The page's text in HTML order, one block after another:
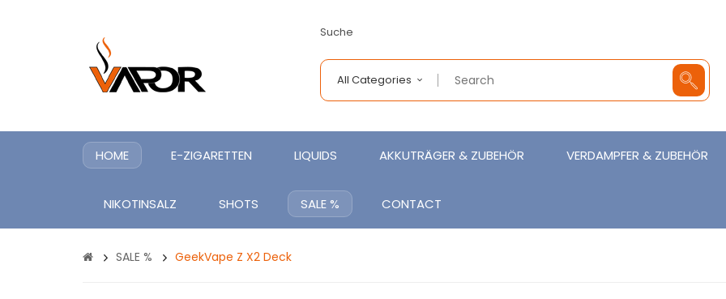
Suche
All Categories
HOME E-ZIGARETTEN LIQUIDS AKKUTRÄGER & ZUBEHÖR VERDAMPFER & ZUBEHÖR
NIKOTINSALZ SHOTS SALE % CONTACT
SALE % GeekVape Z X2 Deck